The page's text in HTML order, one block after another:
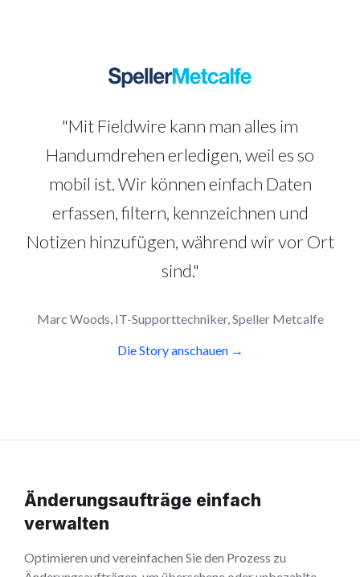
"Mit Fieldwire kann man alles im
Handumdrehen erledigen, weil es so
mobil ist. Wir können einfach Daten
erfassen, filtern, kennzeichnen und
Notizen hinzufügen, während wir vor Ort
sind."
Marc Woods, IT-Supporttechniker, Speller Metcalfe
Die Story anschauen →
Änderungsaufträge einfach
verwalten
Optimieren und vereinfachen Sie den Prozess zu